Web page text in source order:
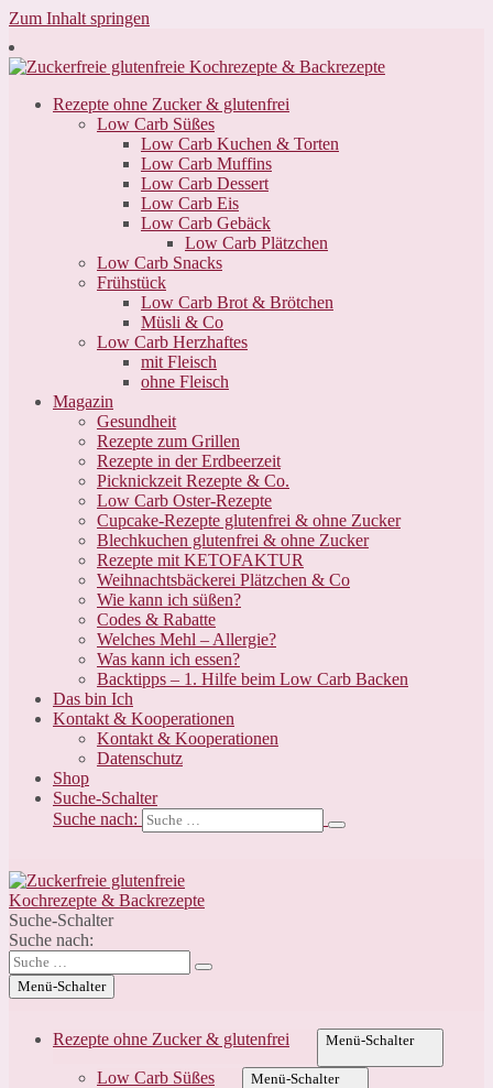
Zum Inhalt springen
Rezepte ohne Zucker & glutenfrei
Low Carb Süßes
Low Carb Kuchen & Torten
Low Carb Muffins
Low Carb Dessert
Low Carb Eis
Low Carb Gebäck
Low Carb Plätzchen
Low Carb Snacks
Frühstück
Low Carb Brot & Brötchen
Müsli & Co
Low Carb Herzhaftes
mit Fleisch
ohne Fleisch
Magazin
Gesundheit
Rezepte zum Grillen
Rezepte in der Erdbeerzeit
Picknickzeit Rezepte & Co.
Low Carb Oster-Rezepte
Cupcake-Rezepte glutenfrei & ohne Zucker
Blechkuchen glutenfrei & ohne Zucker
Rezepte mit KETOFAKTUR
Weihnachtsbäckerei Plätzchen & Co
Wie kann ich süßen?
Codes & Rabatte
Welches Mehl – Allergie?
Was kann ich essen?
Backtipps – 1. Hilfe beim Low Carb Backen
Das bin Ich
Kontakt & Kooperationen
Kontakt & Kooperationen
Datenschutz
Shop
Suche-Schalter
Suche nach:
Suche-Schalter
Suche nach:
Menü-Schalter
Rezepte ohne Zucker & glutenfrei Menü-Schalter
Low Carb Süßes Menü-Schalter